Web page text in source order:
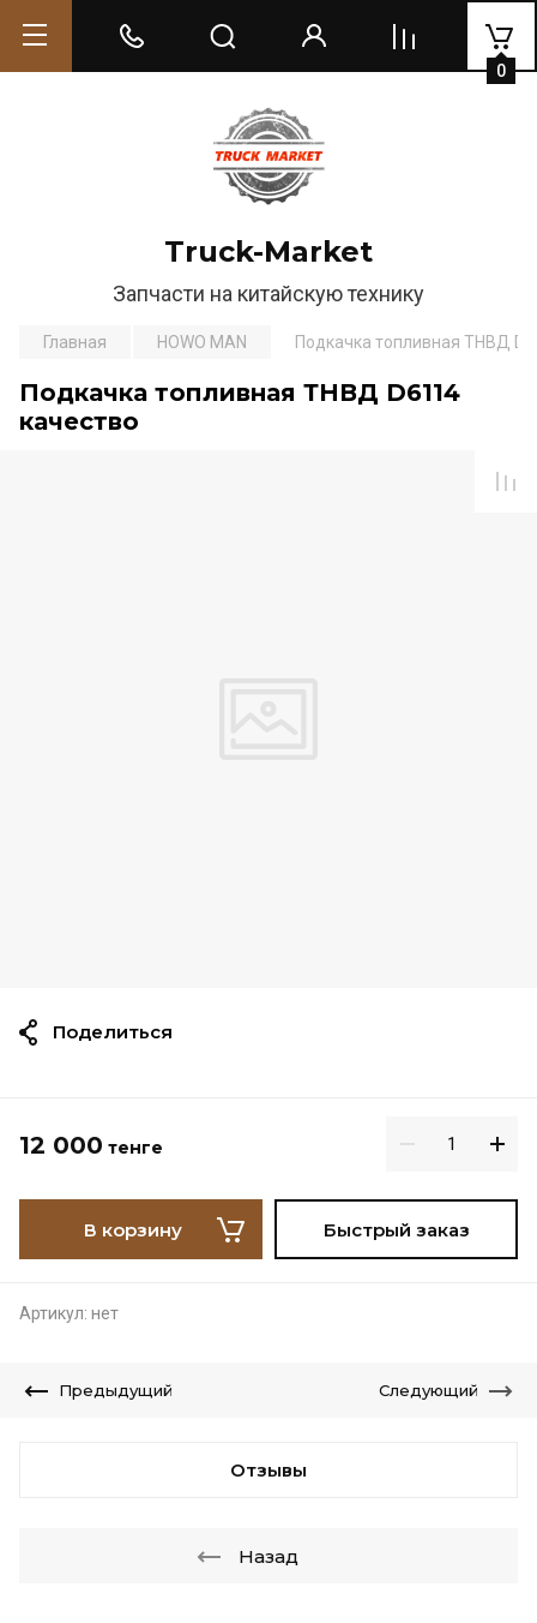
Truck-Market
Запчасти на китайскую технику
0
Главная HOWO MAN Подкачка топливная ТНВД
Подкачка топливная ТНВД D6114
качество
12 000 тенге
В корзину Быстрый заказ
Артикул: нет
Поделиться
Предыдущий Следующий
Отзывы
Назад